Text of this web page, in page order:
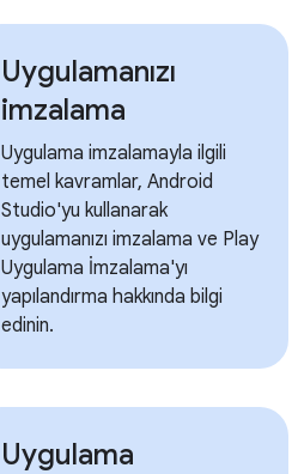
Uygulamanızı
imzalama
Uygulama imzalamayla ilgili
temel kavramlar, Android
Studio'yu kullanarak
uygulamanızı imzalama ve Play
Uygulama İmzalama'yı
yapılandırma hakkında bilgi
edinin.
Uygulama